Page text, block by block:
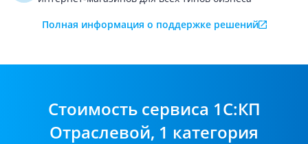
Полная информация о поддержке решений
Cтоимость сервиса 1С:КП
Отраслевой, 1 категория